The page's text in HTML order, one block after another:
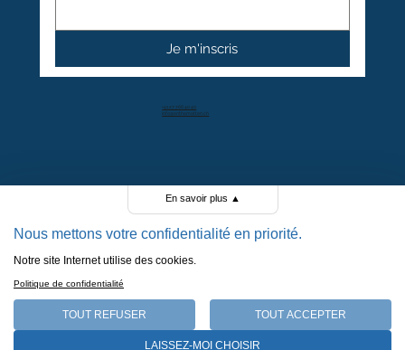
POLITIQUE DE CONFIDENTIALITÉ
+41 27 766 40 40
info@anthamatten.ch
Je m'inscris
4.4
+ de 100 avis clients
En savoir plus ▲
Nous mettons votre confidentialité en priorité.
Notre site Internet utilise des cookies.
Politique de confidentialité
TOUT REFUSER TOUT ACCEPTER
LAISSEZ-MOI CHOISIR